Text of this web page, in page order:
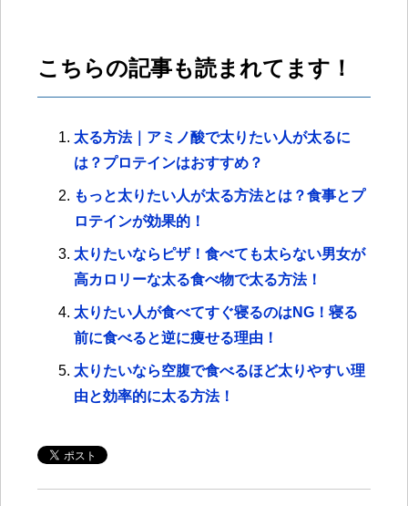
こちらの記事も読まれてます！
太る方法｜アミノ酸で太りたい人が太るに
は？プロテインはおすすめ？
もっと太りたい人が太る方法とは？食事とプ
ロテインが効果的！
太りたいならピザ！食べても太らない男女が
高カロリーな太る食べ物で太る方法！
太りたい人が食べてすぐ寝るのはNG！寝る
前に食べると逆に痩せる理由！
太りたいなら空腹で食べるほど太りやすい理
由と効率的に太る方法！